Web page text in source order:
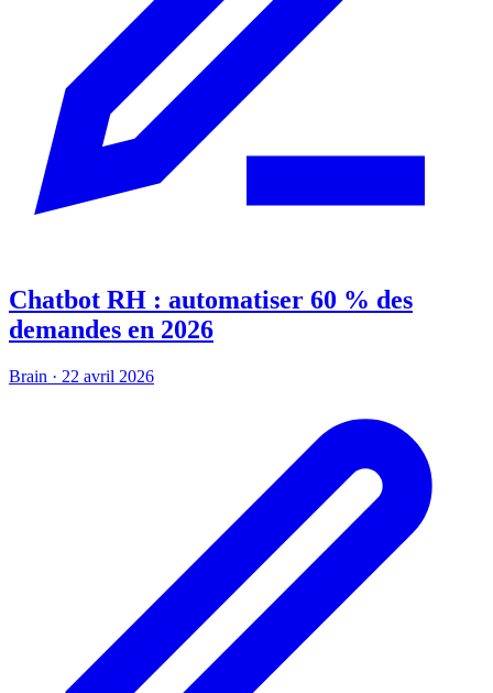
Chatbot RH : automatiser 60 % des
demandes en 2026
Brain · 22 avril 2026